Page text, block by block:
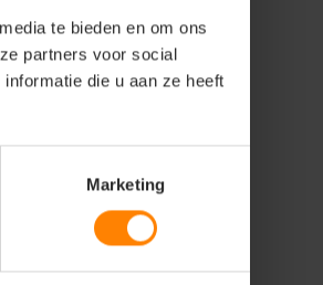
te bieden en om ons
partners voor social
die u aan ze heeft
Marketing